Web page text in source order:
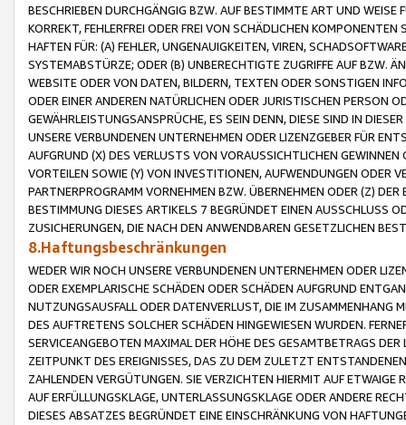
BESCHRIEBEN DURCHGÄNGIG BZW. AUF BESTIMMTE ART UND
KORREKT, FEHLERFREI ODER FREI VON SCHÄDLICHEN
HAFTEN FÜR: (A) FEHLER, UNGENAUIGKEITEN, VIREN,
SYSTEMABSTÜRZE; ODER (B) UNBERECHTIGTE ZUGRIFFE AUF BZW.
WEBSITE ODER VON DATEN, BILDERN, TEXTEN ODER SONSTIGEN
ODER EINER ANDEREN NATÜRLICHEN ODER JURISTISCHEN PERSON
GEWÄHRLEISTUNGSANSPRÜCHE, ES SEIN DENN, DIESE SIND IN
UNSERE VERBUNDENEN UNTERNEHMEN ODER LIZENZGEBER FÜR
AUFGRUND (X) DES VERLUSTS VON VORAUSSICHTLICHEN
VORTEILEN SOWIE (Y) VON INVESTITIONEN, AUFWENDUNGEN ODER
PARTNERPROGRAMM VORNEHMEN BZW. ÜBERNEHMEN ODER (Z)
BESTIMMUNG DIESES ARTIKELS 7 BEGRÜNDET EINEN AUSSCHLUSS
ZUSICHERUNGEN, DIE NACH DEN ANWENDBAREN GESETZLICHEN
8.Haftungsbeschränkungen
WEDER WIR NOCH UNSERE VERBUNDENEN UNTERNEHMEN ODER
ODER EXEMPLARISCHE SCHÄDEN ODER SCHÄDEN AUFGRUND
NUTZUNGSAUSFALL ODER DATENVERLUST, DIE IM ZUSAMMENHANG
DES AUFTRETENS SOLCHER SCHÄDEN HINGEWIESEN WURDEN.
SERVICEANGEBOTEN MAXIMAL DER HÖHE DES GESAMTBETRAGS
ZEITPUNKT DES EREIGNISSES, DAS ZU DEM ZULETZT
ZAHLENDEN VERGÜTUNGEN. SIE VERZICHTEN HIERMIT AUF
AUF ERFÜLLUNGSKLAGE, UNTERLASSUNGSKLAGE ODER ANDERE
DIESES ABSATZES BEGRÜNDET EINE EINSCHRÄNKUNG VON